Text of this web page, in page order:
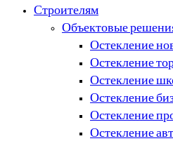
Строителям
Объектовые
Остекление
Остекление
Остекление
Остекление
Остекление
Остекление